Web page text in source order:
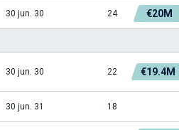
30 jun. 30 24 €20M
30 jun. 30 22 €19.4M
30 jun. 31 18